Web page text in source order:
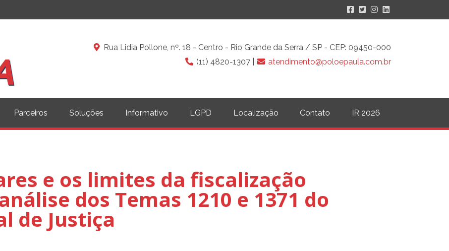
Rua Lidia Pollone, nº. 18 - Centro - Rio Grande da Serra / SP - CEP: 09450-000
(11) 4820-1307 |
atendimento@poloepaula.com.br
Parceiros Soluções Informativo LGPD Localização Contato IR 2026
e os limites da fiscalização
dos Temas 1210 e 1371 do
de Justiça